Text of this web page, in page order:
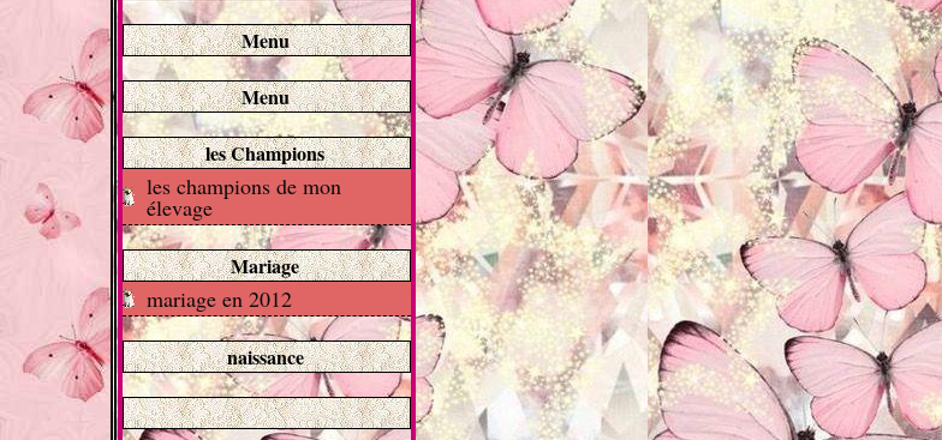
Menu
Menu
les Champions
les champions de mon
élevage
Mariage
mariage en 2012
naissance